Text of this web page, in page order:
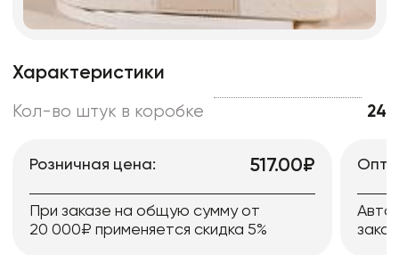
Характеристики
Кол-во штук в коробке 24
Розничная цена: 517.00₽
При заказе на общую сумму от
20 000₽ применяется скидка 5%